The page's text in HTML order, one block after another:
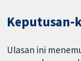
Keputusan-
Ulasan ini